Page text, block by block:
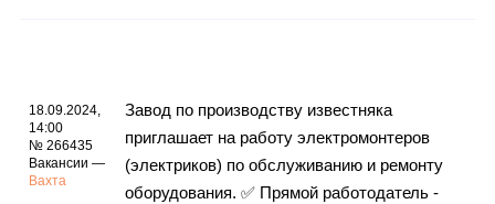
18.09.2024,
14:00
№ 266435
Вакансии —
Вахта
Завод по производству известняка
приглашает на работу электромонтеров
(электриков) по обслуживанию и ремонту
оборудования. ✅ Прямой работодатель -